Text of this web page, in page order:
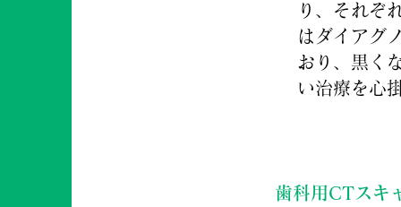
り、それぞ
はダイアグ
おり、黒く
い治療を心
歯科用CTスキ